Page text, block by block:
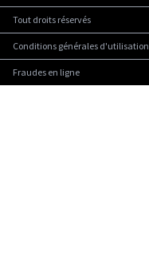
Tout droits réservés
Conditions générales d'utilisation
Fraudes en ligne